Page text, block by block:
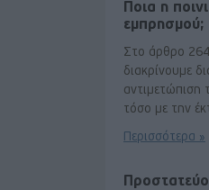
Ποια η
εμπρησμού;
Στο άρθρο
διακρίνουμε
αντιμετώπιση
τόσο με την
Περισσότερα »